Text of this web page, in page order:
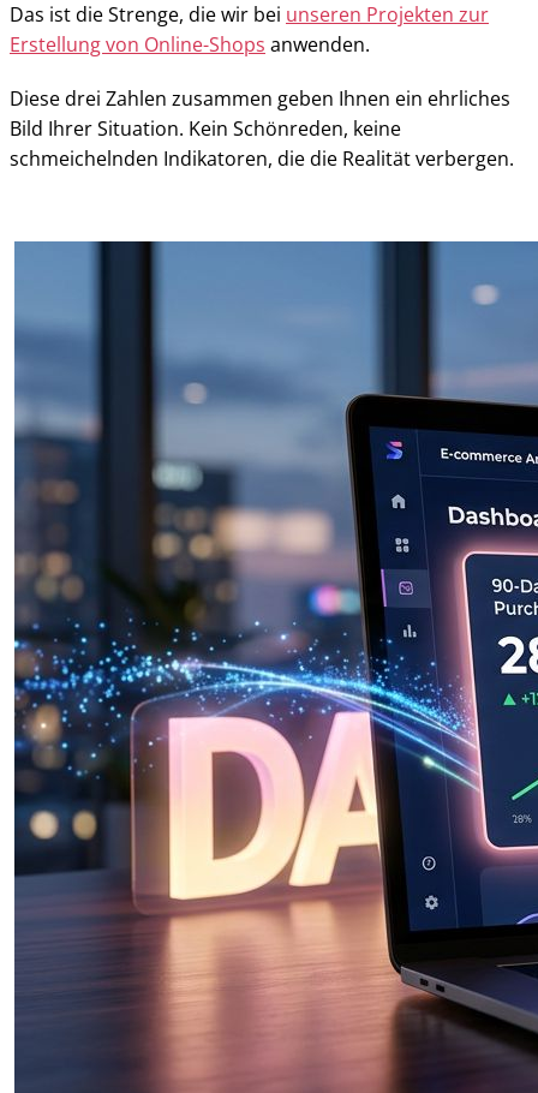
Das ist die Strenge, die wir bei unseren Projekten zur
Erstellung von Online-Shops anwenden.
Diese drei Zahlen zusammen geben Ihnen ein ehrliches
Bild Ihrer Situation. Kein Schönreden, keine
schmeichelnden Indikatoren, die die Realität verbergen.